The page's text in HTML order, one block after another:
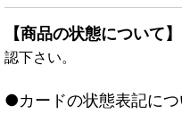
【商品の状態について】
認下さい。
●カードの状態表記に